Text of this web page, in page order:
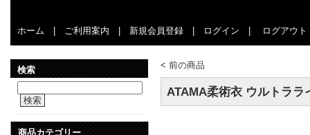
ホーム ご利用案内 新規会員登録 ログイン ログアウト
検索
検索
商品カテゴリー
< 前の商品
ATAMA柔術衣 ウルトララ